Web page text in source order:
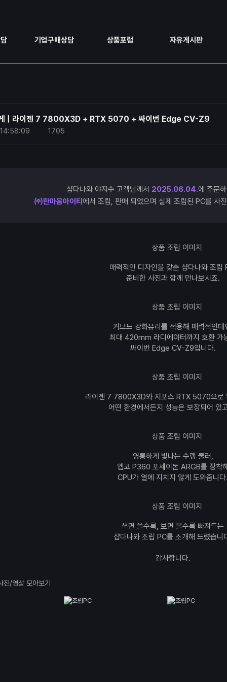
기업구매상담 상품포럼 자유게시판
게 | 라이젠 7 7800X3D + RTX 5070 + 싸이번 Edge CV-Z9
14:58:09 1705
샵다나와 야지수 고객님께서 2025.06.04.에 주문
㈜한마음아이티 에서 조립, 판매 되었으며 실제 조립된 PC를 사
매력적인 디자인을 갖춘 샵다나와 조립
준비한 사진과 함께 만나보시죠.
커브드 강화유리를 적용해 매력적인데
최대 420mm 라디에이터까지 호환 가
싸이번 Edge CV-Z9입니다.
라이젠 7 7800X3D와 지포스 RTX 5070으로
어떤 환경에서든지 성능은 보장되어 있
영롱하게 빛나는 수랭 쿨러,
앱코 P360 포세이돈 ARGB를 장착
CPU가 열에 지치지 않게 도와줍니다.
쓰면 쓸수록, 보면 볼수록 빠져드는
샵다나와 조립 PC를 소개해 드렸습니
감사합니다.
진/영상 모아보기